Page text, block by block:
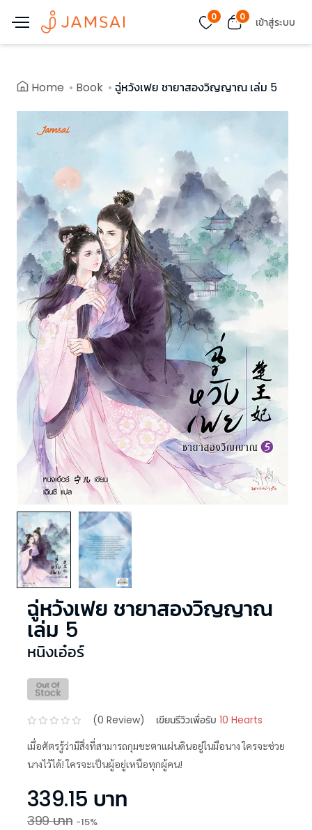
0 0 เข้าสู่ระบบ
Home Book ฉู่หวังเฟย ชายาสองวิญญาณ เล่ม 5
ฉู่หวังเฟย ชายาสองวิญญาณ
เล่ม 5
หนิงเอ๋อร์
(0 Review) เขียนรีวิวเพื่อรับ 10 Hearts
เมื่อศัตรรู้ว่ามีสิ่งที่สามารถกุมชะตาแผ่นดินอยู่ในมือนาง ใครจะช่วย
นางไว้ได้! ใครจะเป็นผู้อยู่เหนือทุกผู้คน!
339.15 บาท
399บาท -15%